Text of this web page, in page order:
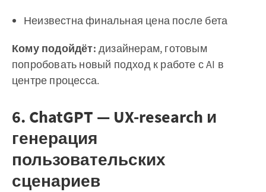
Неизвестна финальная цена после бета
Кому подойдёт: дизайнерам, готовым
попробовать новый подход к работе с AI в
центре процесса.
6. ChatGPT — UX-research и
генерация
пользовательских
сценариев